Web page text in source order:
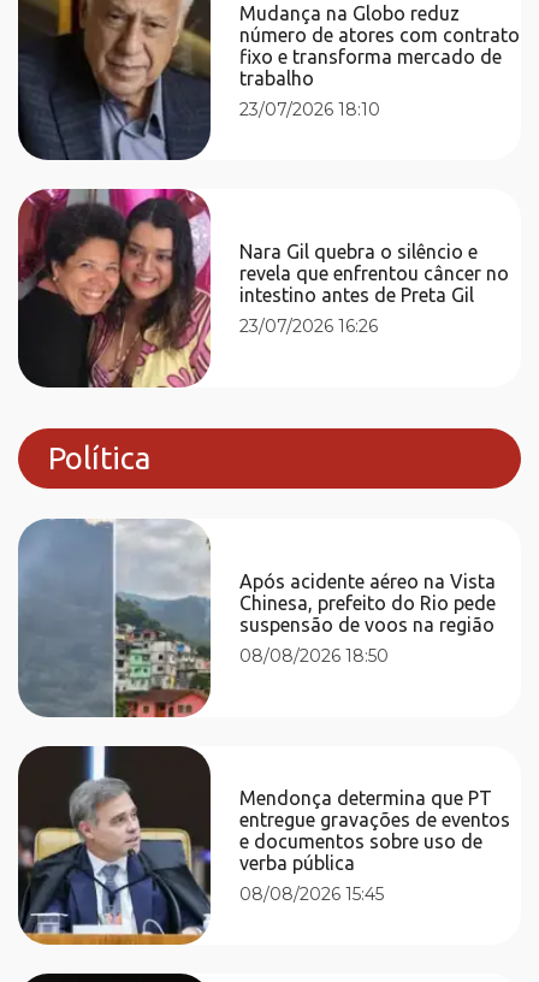
Mudança na Globo reduz
número de atores com contrato
fixo e transforma mercado de
trabalho
23/07/2026 18:10
Nara Gil quebra o silêncio e
revela que enfrentou câncer no
intestino antes de Preta Gil
23/07/2026 16:26
Política
Após acidente aéreo na Vista
Chinesa, prefeito do Rio pede
suspensão de voos na região
08/08/2026 18:50
Mendonça determina que PT
entregue gravações de eventos
e documentos sobre uso de
verba pública
08/08/2026 15:45